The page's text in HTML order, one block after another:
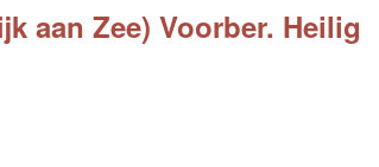
aan Zee) Voorber. Heilig